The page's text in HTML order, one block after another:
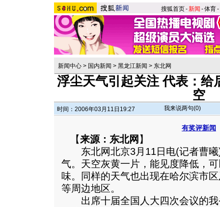
搜狐首页-新闻 -体育-
新闻中心 > 国内新闻 > 黑龙江新闻 > 东北网
浮尘天气引起关注 代表：给
空
时间：2006年03月11日19:27 我来说两句(0)
有奖评新闻
【来源：东北网 】
东北网北京3月11日电(记者曹曦
气。天空灰黄一片，能见度降低，
味。同样的天气也出现在哈尔滨市
等周边地区。
出席十届全国人大四次会议的我